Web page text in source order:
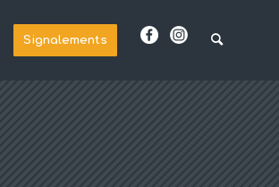
Signalements